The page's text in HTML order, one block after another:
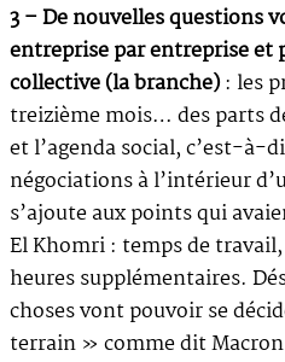
3 – De nouvelles questions
entreprise par entreprise et
collective (la branche): les
treizième mois… des parts
et l’agenda social, c’est-à-
négociations à l’intérieur
s’ajoute aux points qui
El Khomri : temps de
heures supplémentaires.
choses vont pouvoir se
terrain » comme dit